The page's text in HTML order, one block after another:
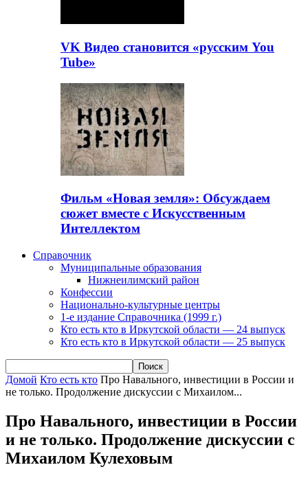
VK Видео становится «русским You
Tube»
Фильм «Новая земля»: Обсуждаем
сюжет вместе с Искусственным
Интеллектом
Справочник
Муниципальные образования
Нижнеилимский район
Конфессии
Национально-культурные центры
1-е издание Справочника (1999 г.)
Кто есть кто в Иркутской области — 24 выпуск
Кто есть кто в Иркутской области — 25 выпуск
Домой Кто есть кто Про Навального, инвестиции в России и
не только. Продолжение дискуссии с Михаилом...
Про Навального, инвестиции в России
и не только. Продолжение дискуссии с
Михаилом Кулеховым